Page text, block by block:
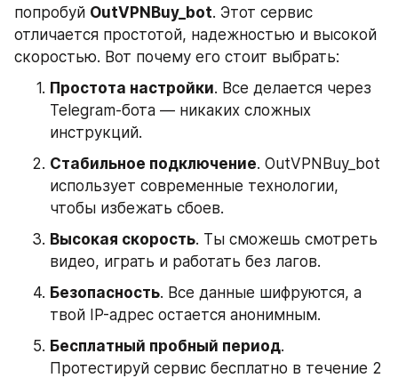
попробуй OutVPNBuy_bot. Этот сервис
отличается простотой, надежностью и высокой
скоростью. Вот почему его стоит выбрать:
Простота настройки. Все делается через
Telegram-бота — никаких сложных
инструкций.
Стабильное подключение. OutVPNBuy_bot
использует современные технологии,
чтобы избежать сбоев.
Высокая скорость. Ты сможешь смотреть
видео, играть и работать без лагов.
Безопасность. Все данные шифруются, а
твой IP-адрес остается анонимным.
Бесплатный пробный период.
Протестируй сервис бесплатно в течение 2